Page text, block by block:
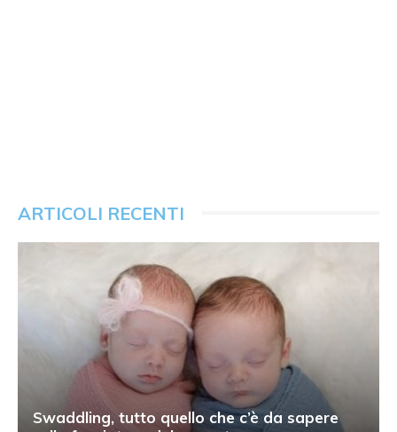
ARTICOLI RECENTI
Swaddling, tutto quello che c’è da sapere